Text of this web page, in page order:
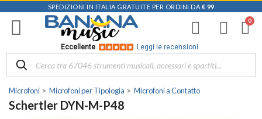
SPEDIZIONI IN ITALIA GRATUITE PER ORDINI DA € 99
Eccellente Leggi le recensioni
Microfoni Microfoni per Tipologia Microfoni a Contatto
Schertler DYN-M-P48